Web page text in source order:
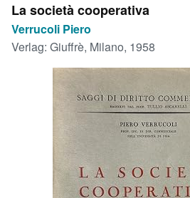
Meine Bestellungen
Antiquarische Bücher
Kunst & Sammlerstücke
Verkäufer werden
La società cooperativa
Verrucoli Piero
Verlag: Giuffrè, Milano, 1958